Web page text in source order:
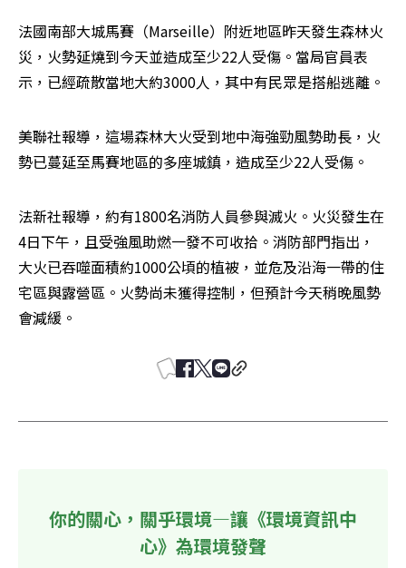
法國南部大城馬賽（Marseille）附近地區昨天發生森林火
災，火勢延燒到今天並造成至少22人受傷。當局官員表
示，已經疏散當地大約3000人，其中有民眾是搭船逃離。
美聯社報導，這場森林大火受到地中海強勁風勢助長，火
勢已蔓延至馬賽地區的多座城鎮，造成至少22人受傷。
法新社報導，約有1800名消防人員參與滅火。火災發生在
4日下午，且受強風助燃一發不可收拾。消防部門指出，
大火已吞噬面積約1000公頃的植被，並危及沿海一帶的住
宅區與露營區。火勢尚未獲得控制，但預計今天稍晚風勢
會減緩。
你的關心，關乎環境—讓《環境資訊中
心》為環境發聲